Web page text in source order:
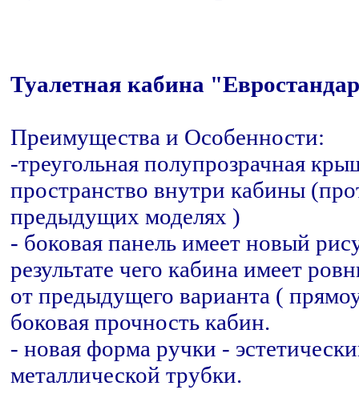
Туалетная кабина
Преимущества и Особенности:
-треугольная полупрозрачная
пространство внутри кабины
предыдущих моделях )
- боковая панель имеет новый
результате чего кабина имеет
от предыдущего варианта (
боковая прочность кабин.
- новая форма ручки -
металлической трубки.